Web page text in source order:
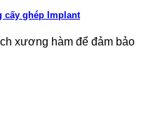
cấy ghép Implant
xương hàm để đảm bảo